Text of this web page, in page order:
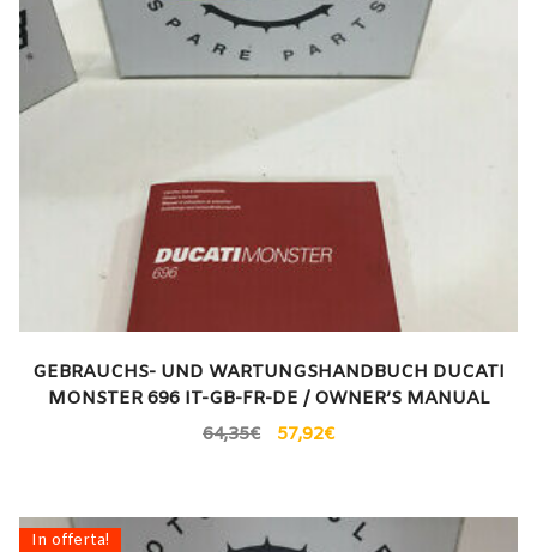
GEBRAUCHS- UND WARTUNGSHANDBUCH DUCATI
MONSTER 696 IT-GB-FR-DE / OWNER’S MANUAL
64,35€ 57,92€
In offerta!